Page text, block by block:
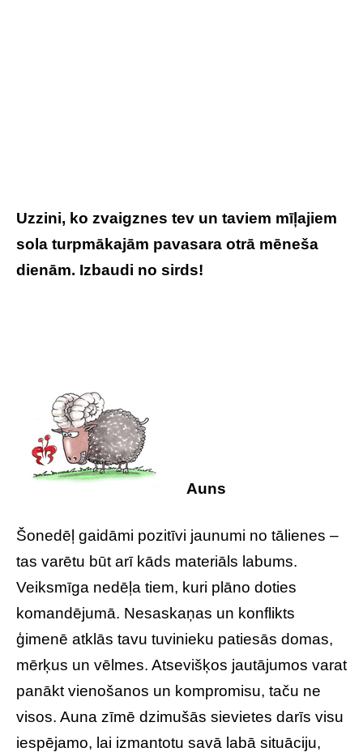
Uzzini, ko zvaigznes tev un taviem mīļajiem
sola turpmākajām pavasara otrā mēneša
dienām. Izbaudi no sirds!
Auns
Šonedēļ gaidāmi pozitīvi jaunumi no tālienes –
tas varētu būt arī kāds materiāls labums.
Veiksmīga nedēļa tiem, kuri plāno doties
komandējumā. Nesaskaņas un konflikts
ģimenē atklās tavu tuvinieku patiesās domas,
mērķus un vēlmes. Atsevišķos jautājumos varat
panākt vienošanos un kompromisu, taču ne
visos. Auna zīmē dzimušās sievietes darīs visu
iespējamo, lai izmantotu savā labā situāciju,